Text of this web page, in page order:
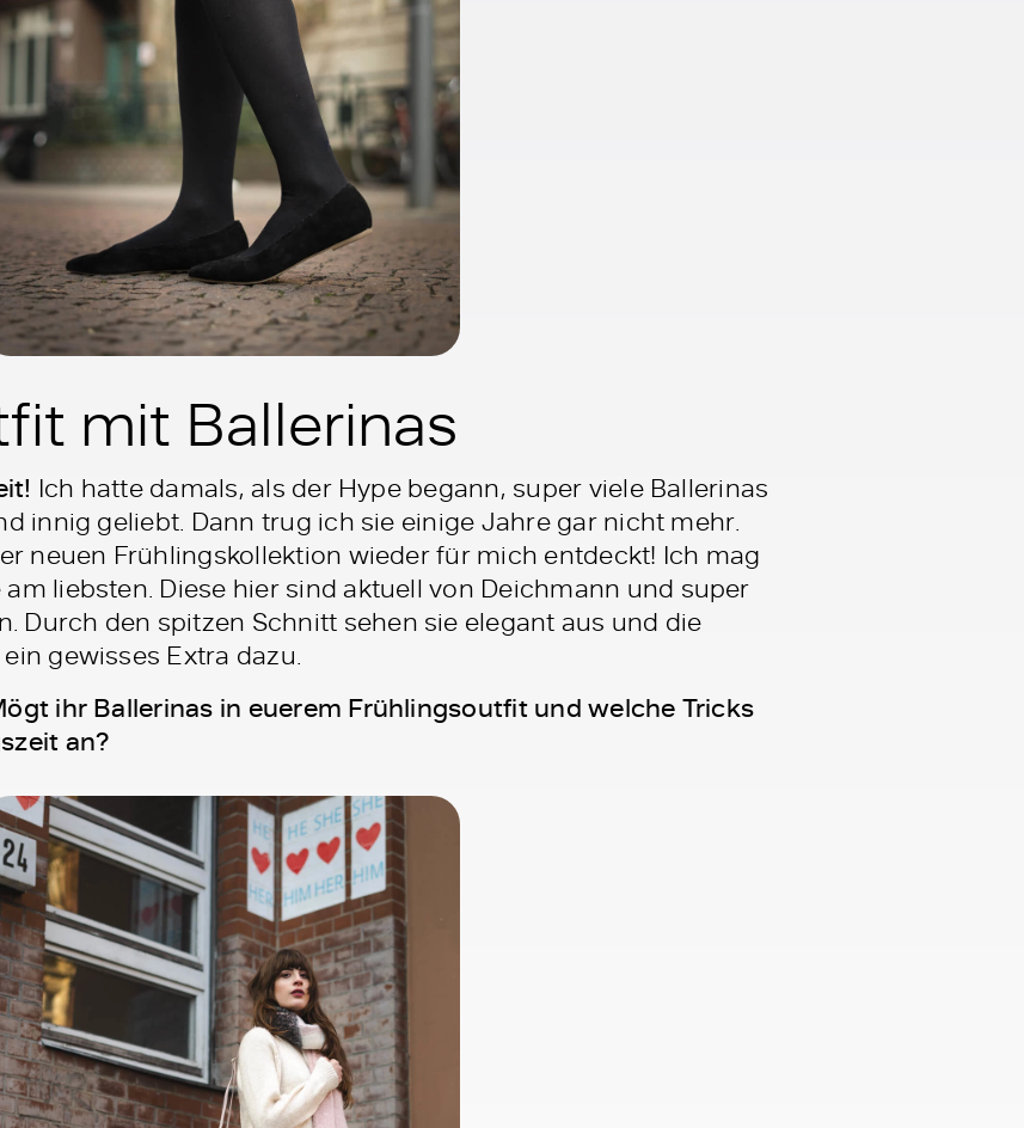
mit Ballerinas
Ich hatte damals, als der Hype begann, super viele Ballerinas
innig geliebt. Dann trug ich sie einige Jahre gar nicht mehr.
neuen Frühlingskollektion wieder für mich entdeckt! Ich mag
liebsten. Diese hier sind aktuell von Deichmann und super
Durch den spitzen Schnitt sehen sie elegant aus und die
gewisses Extra dazu.
ihr Ballerinas in euerem Frühlingsoutfit und welche Tricks
an?